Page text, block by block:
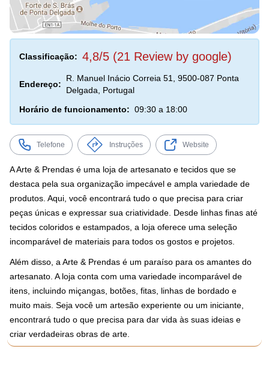
Classificação: 4,8/5 (21 Review by google)
Endereço:
R. Manuel Inácio Correia 51, 9500-087 Ponta
Delgada, Portugal
Horário de funcionamento: 09:30 a 18:00
Telefone Instruções Website
A Arte & Prendas é uma loja de artesanato e tecidos que se
destaca pela sua organização impecável e ampla variedade de
produtos. Aqui, você encontrará tudo o que precisa para criar
peças únicas e expressar sua criatividade. Desde linhas finas até
tecidos coloridos e estampados, a loja oferece uma seleção
incomparável de materiais para todos os gostos e projetos.
Além disso, a Arte & Prendas é um paraíso para os amantes do
artesanato. A loja conta com uma variedade incomparável de
itens, incluindo miçangas, botões, fitas, linhas de bordado e
muito mais. Seja você um artesão experiente ou um iniciante,
encontrará tudo o que precisa para dar vida às suas ideias e
criar verdadeiras obras de arte.